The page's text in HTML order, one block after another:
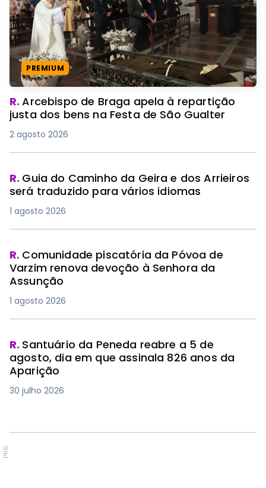
PREMIUM
R.Arcebispo de Braga apela à repartição
justa dos bens na Festa de São Gualter
2 agosto 2026
R. Guia do Caminho da Geira e dos Arrieiros
será traduzido para vários idiomas
1 agosto 2026
R. Comunidade piscatória da Póvoa de
Varzim renova devoção à Senhora da
Assunção
1 agosto 2026
R. Santuário da Peneda reabre a 5 de
agosto, dia em que assinala 826 anos da
Aparição
30 julho 2026
PUB.